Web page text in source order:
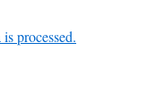
processed.